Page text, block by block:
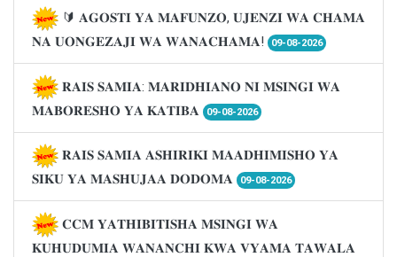
🔰 𝐀𝐆𝐎𝐒𝐓𝐈 𝐘𝐀 𝐌𝐀𝐅𝐔𝐍𝐙𝐎, 𝐔𝐉𝐄𝐍𝐙𝐈 𝐖𝐀 𝐂𝐇𝐀𝐌𝐀
𝐍𝐀 𝐔𝐎𝐍𝐆𝐄𝐙𝐀𝐉𝐈 𝐖𝐀 𝐖𝐀𝐍𝐀𝐂𝐇𝐀𝐌𝐀!
09-08-2026
𝐑𝐀𝐈𝐒 𝐒𝐀𝐌𝐈𝐀: 𝐌𝐀𝐑𝐈𝐃𝐇𝐈𝐀𝐍𝐎 𝐍𝐈 𝐌𝐒𝐈𝐍𝐆𝐈 𝐖𝐀
𝐌𝐀𝐁𝐎𝐑𝐄𝐒𝐇𝐎 𝐘𝐀 𝐊𝐀𝐓𝐈𝐁𝐀
09-08-2026
𝐑𝐀𝐈𝐒 𝐒𝐀𝐌𝐈𝐀 𝐀𝐒𝐇𝐈𝐑𝐈𝐊𝐈 𝐌𝐀𝐀𝐃𝐇𝐈𝐌𝐈𝐒𝐇𝐎 𝐘𝐀
𝐒𝐈𝐊𝐔 𝐘𝐀 𝐌𝐀𝐒𝐇𝐔𝐉𝐀𝐀 𝐃𝐎𝐃𝐎𝐌𝐀
09-08-2026
𝐂𝐂𝐌 𝐘𝐀𝐓𝐇𝐈𝐁𝐈𝐓𝐈𝐒𝐇𝐀 𝐌𝐒𝐈𝐍𝐆𝐈 𝐖𝐀
𝐊𝐔𝐇𝐔𝐃𝐔𝐌𝐈𝐀 𝐖𝐀𝐍𝐀𝐍𝐂𝐇𝐈 𝐊𝐖𝐀 𝐕𝐘𝐀𝐌𝐀 𝐓𝐀𝐖𝐀𝐋𝐀